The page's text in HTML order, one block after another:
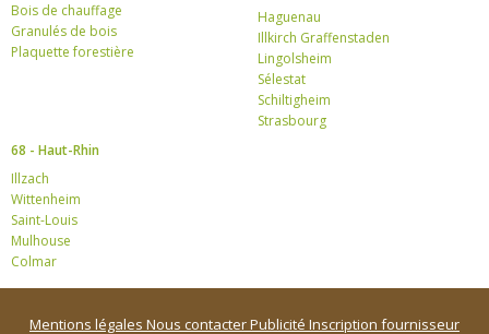
Bois de chauffage
Granulés de bois
Plaquette forestière
Haguenau
Illkirch Graffenstaden
Lingolsheim
Sélestat
Schiltigheim
Strasbourg
68 - Haut-Rhin
Illzach
Wittenheim
Saint-Louis
Mulhouse
Colmar
Mentions légales Nous contacterPublicité Inscription fournisseur